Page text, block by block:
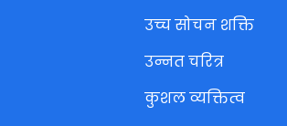
उच्च सोचन शक्ति
उन्नत चरित्र
कुशल व्यक्तित्व